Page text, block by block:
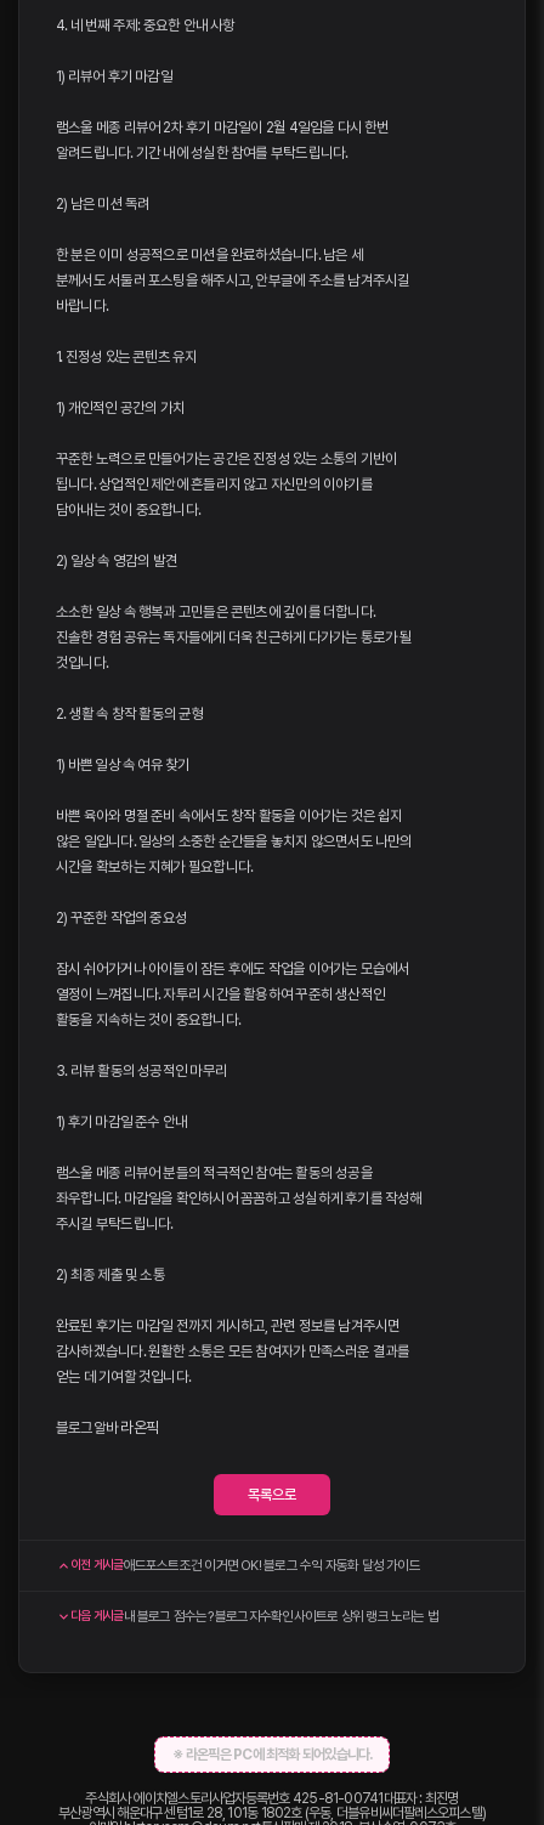
4. 네 번째 주제: 중요한 안내 사항
1) 리뷰어 후기 마감일
램스울 메종 리뷰어 2차 후기 마감일이 2월 4일임을 다시 한번
알려드립니다. 기간 내에 성실한 참여를 부탁드립니다.
2) 남은 미션 독려
한 분은 이미 성공적으로 미션을 완료하셨습니다. 남은 세
분께서도 서둘러 포스팅을 해주시고, 안부글에 주소를 남겨주시길
바랍니다.
1. 진정성 있는 콘텐츠 유지
1) 개인적인 공간의 가치
꾸준한 노력으로 만들어가는 공간은 진정성 있는 소통의 기반이
됩니다. 상업적인 제안에 흔들리지 않고 자신만의 이야기를
담아내는 것이 중요합니다.
2) 일상 속 영감의 발견
소소한 일상 속 행복과 고민들은 콘텐츠에 깊이를 더합니다.
진솔한 경험 공유는 독자들에게 더욱 친근하게 다가가는 통로가 될
것입니다.
2. 생활 속 창작 활동의 균형
1) 바쁜 일상 속 여유 찾기
바쁜 육아와 명절 준비 속에서도 창작 활동을 이어가는 것은 쉽지
않은 일입니다. 일상의 소중한 순간들을 놓치지 않으면서도 나만의
시간을 확보하는 지혜가 필요합니다.
2) 꾸준한 작업의 중요성
잠시 쉬어가거나 아이들이 잠든 후에도 작업을 이어가는 모습에서
열정이 느껴집니다. 자투리 시간을 활용하여 꾸준히 생산적인
활동을 지속하는 것이 중요합니다.
3. 리뷰 활동의 성공적인 마무리
1) 후기 마감일 준수 안내
램스울 메종 리뷰어 분들의 적극적인 참여는 활동의 성공을
좌우합니다. 마감일을 확인하시어 꼼꼼하고 성실하게 후기를 작성해
주시길 부탁드립니다.
2) 최종 제출 및 소통
완료된 후기는 마감일 전까지 게시하고, 관련 정보를 남겨주시면
감사하겠습니다. 원활한 소통은 모든 참여자가 만족스러운 결과를
얻는 데 기여할 것입니다.
블로그알바라온픽
목록으로
이전 게시글애드포스트조건 이거면 OK! 블로그 수익 자동화 달성 가이드
다음 게시글내 블로그 점수는? 블로그지수확인사이트로 상위 랭크 노리는 법
※ 라온픽은 PC에 최적화 되어있습니다.
주식회사 에이치엘스토리사업자등록번호 425-81-00741대표자 : 최진명
부산광역시 해운대구 센텀1로 28, 101동 1802호 (우동, 더블유비씨더팔레스오피스텔)